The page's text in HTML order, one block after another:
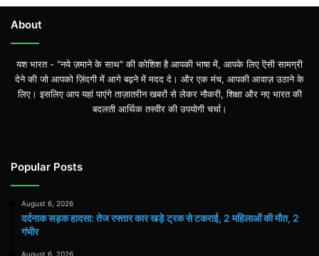
About
यश भारत - "नये ज़माने के साथ" की कोशिश है आपकी भाषा में, आपके लिए ऎसी सामग्री
देने की जो आपको ज़िंदगी में आगे बढ़ने में मदद दे। और एक मंच, आपकी आवाज़ उठाने के
लिए। इसलिए आप यहां पाएंगे ताज़ातरीन खबरों से लेकर नौकरी, शिक्षा और नए भारत की
बदलती आर्थिक तस्वीर की उपयोगी चर्चा।
Popular Posts
August 6, 2026
दर्दनाक सड़क हादसा: तेज रफ्तार कार खड़े ट्रक से टकराई, 2 महिलाओं की मौत, 2
गंभीर
August 6, 2026